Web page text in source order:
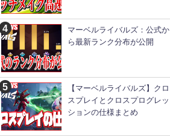
マーベルライバルズ：公式か
ら最新ランク分布が公開
【マーベルライバルズ】クロ
スプレイとクロスプログレッ
ションの仕様まとめ